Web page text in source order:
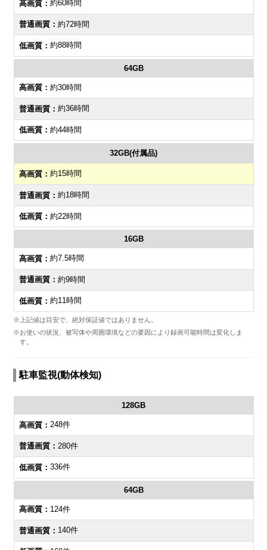
約60時間
約72時間
約88時間
64GB
約30時間
約36時間
約44時間
32GB(付属品)
約15時間
約18時間
約22時間
16GB
約7.5時間
約9時間
約11時間
※上記値は目安で、絶対保証値ではありません。
※お使いの状況、被写体や周囲環境などの要因により録画可能時間は変化しま
す。
駐車監視(動体検知)
128GB
248件
280件
336件
64GB
124件
140件